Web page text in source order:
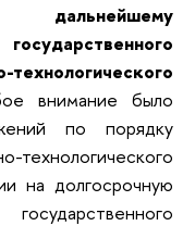
внимание было
по порядку
на долгосрочную